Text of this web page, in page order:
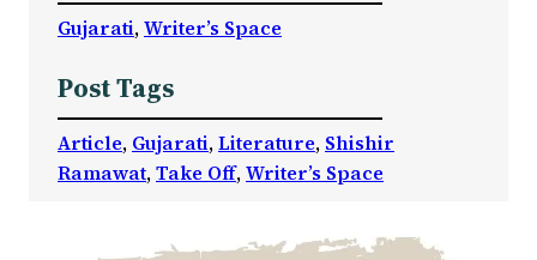
Gujarati, Writer’s Space
Post Tags
Article, Gujarati, Literature, Shishir
Ramawat, Take Off, Writer’s Space